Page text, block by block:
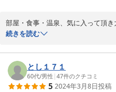
部屋・食事・温泉、気に入って頂
今後も皆様に御満足して頂けけるよ
2024-04-29
続きを読む
とし１７１
60代/男性 |47件のクチコミ
5 2024年3月8日投稿